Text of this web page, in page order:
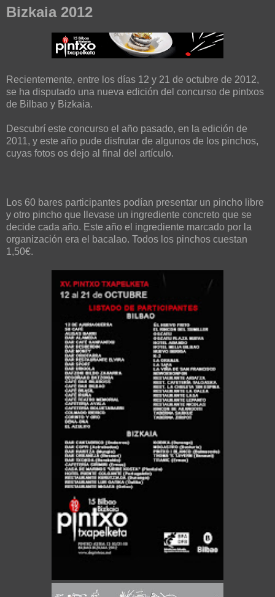
Bizkaia 2012
Recientemente, entre los días 12 y 21 de octubre de 2012,
se ha disputado una nueva edición del concurso de pintxos
de Bilbao y Bizkaia.
Descubrí este concurso el año pasado, en la edición de
2011, y este año pude disfrutar de algunos de los pinchos,
cuyas fotos os dejo al final del artículo.
Los 60 bares participantes podían presentar un pincho libre
y otro pincho que llevase un ingrediente concreto que se
decide cada año. Este año el ingrediente marcado por la
organización era el bacalao. Todos los pinchos cuestan
1,50€.